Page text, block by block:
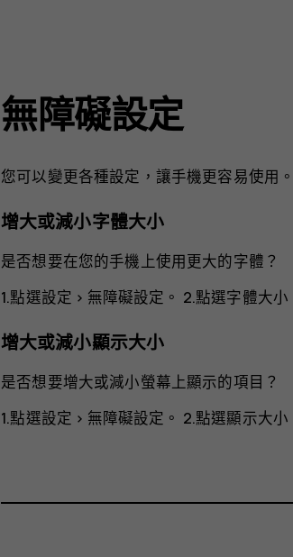
無障礙設定
您可以變更各種設定，讓手機更容易使用。
增大或減小字體大小
是否想要在您的手機上使用更大的字體？
1.點選設定 > 無障礙設定 。 2.點選字體大小
增大或減小顯示大小
是否想要增大或減小螢幕上顯示的項目？
1.點選設定 > 無障礙設定 。 2.點選顯示大小